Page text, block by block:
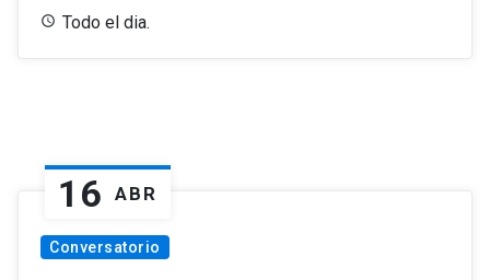
Todo el dia.
16 ABR
Conversatorio